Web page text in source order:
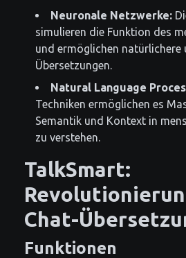
Neuronale Netzwerke:
simulieren die Funktion des
und ermöglichen natürlichere
Übersetzungen.
Natural Language
Techniken ermöglichen es
Semantik und Kontext in
zu verstehen.
TalkSmart:
Chat-
Funktionen